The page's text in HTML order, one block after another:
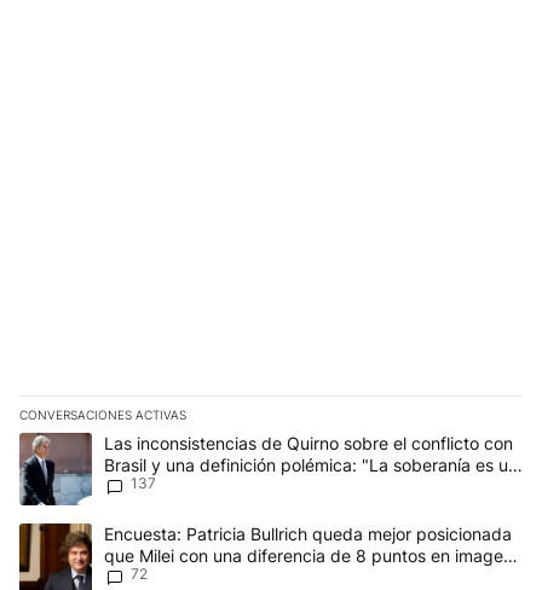
CONVERSACIONES ACTIVAS
Este listado muestra los artículos con más comentarios en los
Un artículo de tendencia con el título "Las inconsistencias de
Las inconsistencias de Quirno sobre el conflicto con
Brasil y una definición polémica: "La soberanía es un
concepto antiguo"
137
Un artículo de tendencia con el título "Encuesta: Patricia Bullrich
Encuesta: Patricia Bullrich queda mejor posicionada
que Milei con una diferencia de 8 puntos en imagen
negativa
72